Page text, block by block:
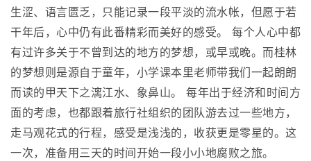
生涩、语言匮乏，只能记录一段平淡的流水帐，但愿于若
干年后，心中仍有此番精彩而美好的感受。 每个人心中都
有过许多关于不曾到达的地方的梦想，或早或晚。而桂林
的梦想则是源自于童年，小学课本里老师带我们一起朗朗
而读的甲天下之漓江水、象鼻山。 每年出于经济和时间方
面的考虑，也都跟着旅行社组织的团队游去过一些地方，
走马观花式的行程，感受是浅浅的，收获更是零星的。这
一次，准备用三天的时间开始一段小小地腐败之旅。